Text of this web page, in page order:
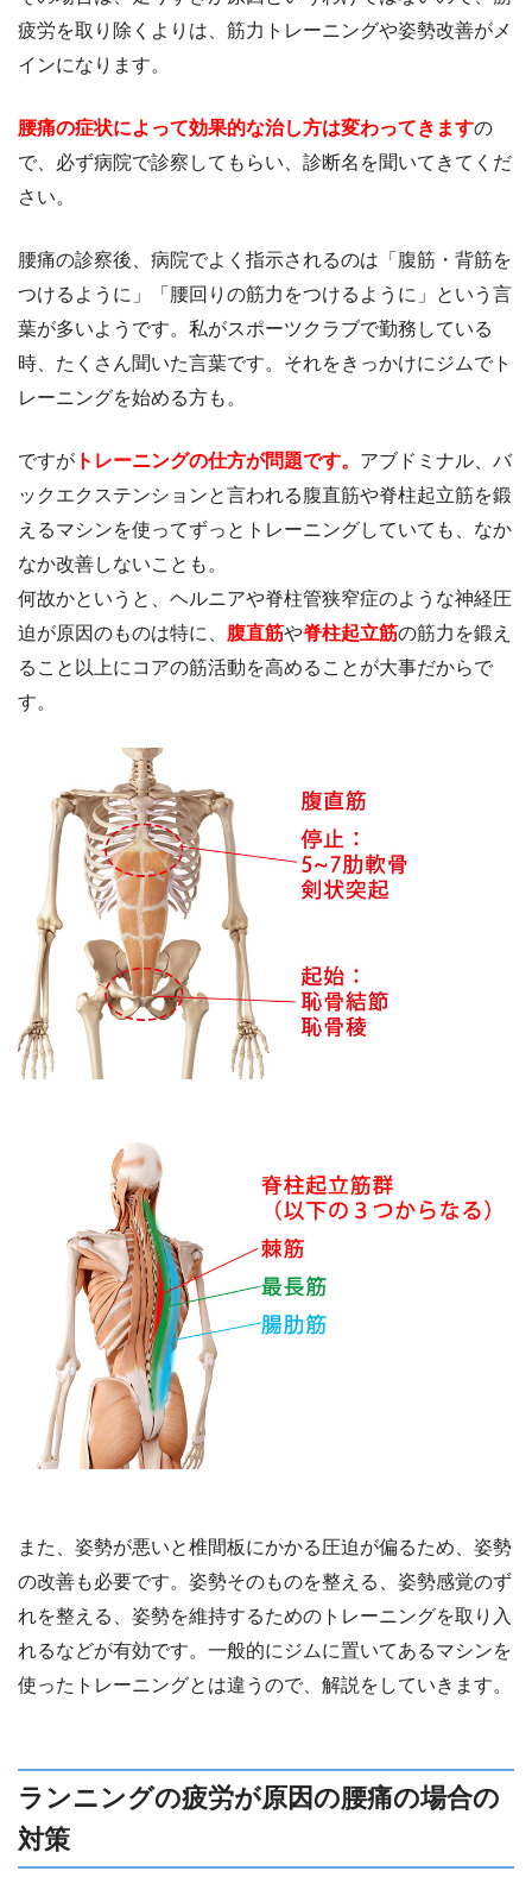
疲労を取り除くよりは、筋力トレーニングや姿勢改善がメ
インになります。
腰痛の症状によって効果的な治し方は変わってきますの
で、必ず病院で診察してもらい、診断名を聞いてきてくだ
さい。
腰痛の診察後、病院でよく指示されるのは「腹筋・背筋を
つけるように」「腰回りの筋力をつけるように」という言
葉が多いようです。私がスポーツクラブで勤務している
時、たくさん聞いた言葉です。それをきっかけにジムでト
レーニングを始める方も。
ですが トレーニングの仕方が問題です。 アブドミナル、バ
ックエクステンションと言われる腹直筋や脊柱起立筋を鍛
えるマシンを使ってずっとトレーニングしていても、なか
なか改善しないことも。
何故かというと、ヘルニアや脊柱管狭窄症のような神経圧
迫が原因のものは特に、 腹直筋や脊柱起立筋の筋力を鍛え
ること以上にコアの筋活動を高めることが大事だからで
す。
また、姿勢が悪いと椎間板にかかる圧迫が偏るため、姿勢
の改善も必要です。姿勢そのものを整える、姿勢感覚のず
れを整える、姿勢を維持するためのトレーニングを取り入
れるなどが有効です。一般的にジムに置いてあるマシンを
使ったトレーニングとは違うので、解説をしていきます。
ランニングの疲労が原因の腰痛の場合の
対策